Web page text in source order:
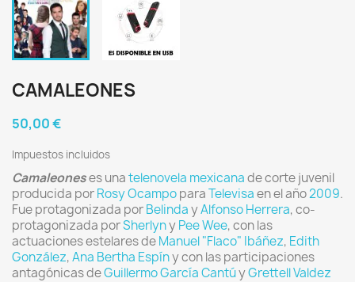
CAMALEONES
50,00 €
Impuestos incluidos
Camaleoneses unatelenovela mexicanade corte juvenil
producida porRosy OcampoparaTelevisaen el año2009.
Fue protagonizada porBelindayAlfonso Herrera, co-
protagonizada porSherlynyPee Wee, con las
actuaciones estelares deManuel "Flaco" Ibáñez, Edith
González,Ana Bertha Espíny con las participaciones
antagónicas deGuillermo García CantúyGrettell Valdez